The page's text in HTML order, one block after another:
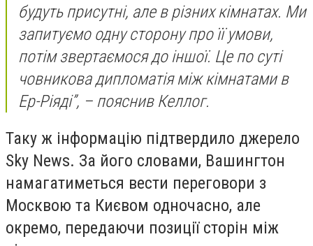
будуть присутні, але в різних кімнатах. Ми
запитуємо одну сторону про її умови,
потім звертаємося до іншої. Це по суті
човникова дипломатія між кімнатами в
Ер-Ріяді”, – пояснив Келлог.
Таку ж інформацію підтвердило джерело
Sky News. За його словами, Вашингтон
намагатиметься вести переговори з
Москвою та Києвом одночасно, але
окремо, передаючи позиції сторін між